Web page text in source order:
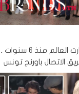
اعادة لفكرة دارت
الاتصال باورنج تونس